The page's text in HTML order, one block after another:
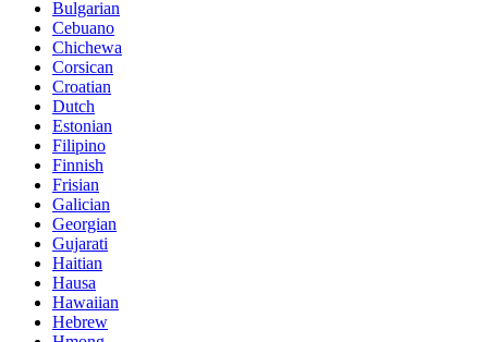
Bulgarian
Cebuano
Chichewa
Corsican
Croatian
Dutch
Estonian
Filipino
Finnish
Frisian
Galician
Georgian
Gujarati
Haitian
Hausa
Hawaiian
Hebrew